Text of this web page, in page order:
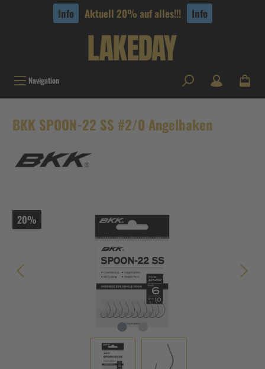
Info Aktuell 20% auf alles!!! Info
Navigation
BKK SPOON-22 SS #2/0 Angelhaken
20%